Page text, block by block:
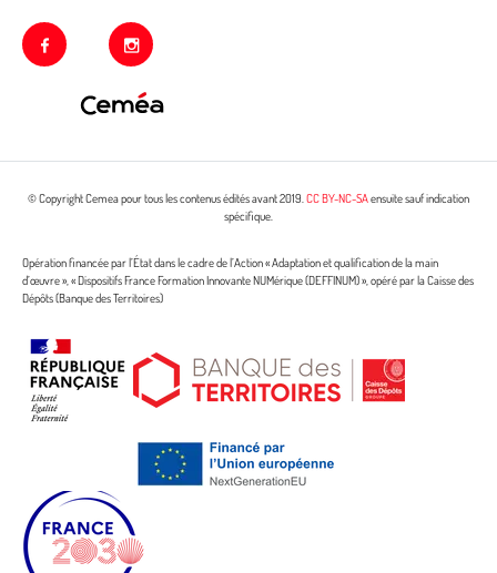
facebook instagram
© Copyright Cemea pour tous les contenus édités avant 2019.CC BY-NC-SAensuite sauf indication
spécifique.
Opération financée par l’État dans le cadre de l’Action « Adaptation et qualification de la main
d’œuvre », « Dispositifs France Formation Innovante NUMérique (DEFFINUM) », opéré par la Caisse des
Dépôts (Banque des Territoires)